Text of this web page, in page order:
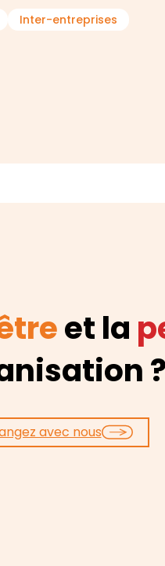
Inter-entreprises
et la
?
avec nous